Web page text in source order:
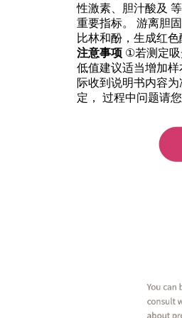
性激素、胆汁酸及
重要指标。 游离胆
比林和酚，生成红
注意事项 ①若测定
低值建议适当增加
际收到说明书内容
定， 过程中问题请